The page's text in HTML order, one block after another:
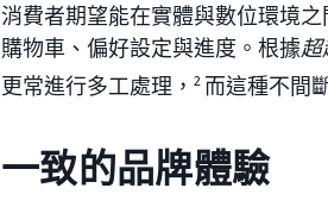
消費者期望能在實體與數位環境
購物車、偏好設定與進度。根據超
更常進行多工處理， 2 而這種不間
一致的品牌體驗